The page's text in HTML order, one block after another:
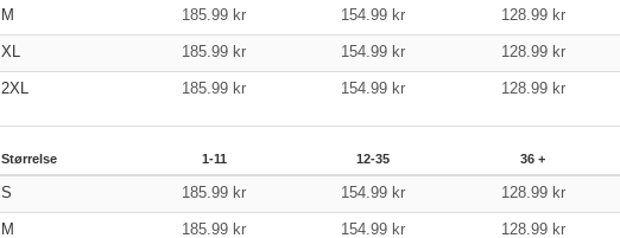
M 185.99 kr 154.99 kr 128.99 kr
XL 185.99 kr 154.99 kr 128.99 kr
2XL 185.99 kr 154.99 kr 128.99 kr
Størrelse 1-11 12-35 36 +
S 185.99 kr 154.99 kr 128.99 kr
M 185.99 kr 154.99 kr 128.99 kr